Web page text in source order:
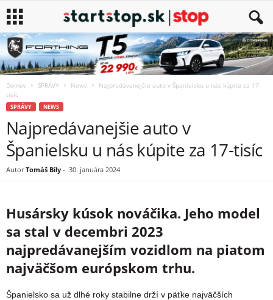
Domov SPRÁVY News
Najpredávanejšie auto v Španielsku u nás kúpite za 17-
tisíc
SPRÁVY NEWS
Najpredávanejšie auto v
Španielsku u nás kúpite za 17-tisíc
Autor Tomáš Bíly - 30. januára 2024
Husársky kúsok nováčika. Jeho model
sa stal v decembri 2023
najpredávanejším vozidlom na piatom
najväčšom európskom trhu.
Španielsko sa už dlhé roky stabilne drží v päťke najväčších